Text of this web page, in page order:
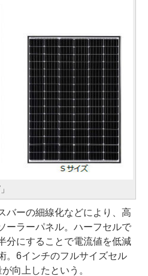
ーの細線化などにより、高
ーラーパネル。ハーフセルで
分にすることで電流値を低減
。6インチのフルサイズセル
向上したという。